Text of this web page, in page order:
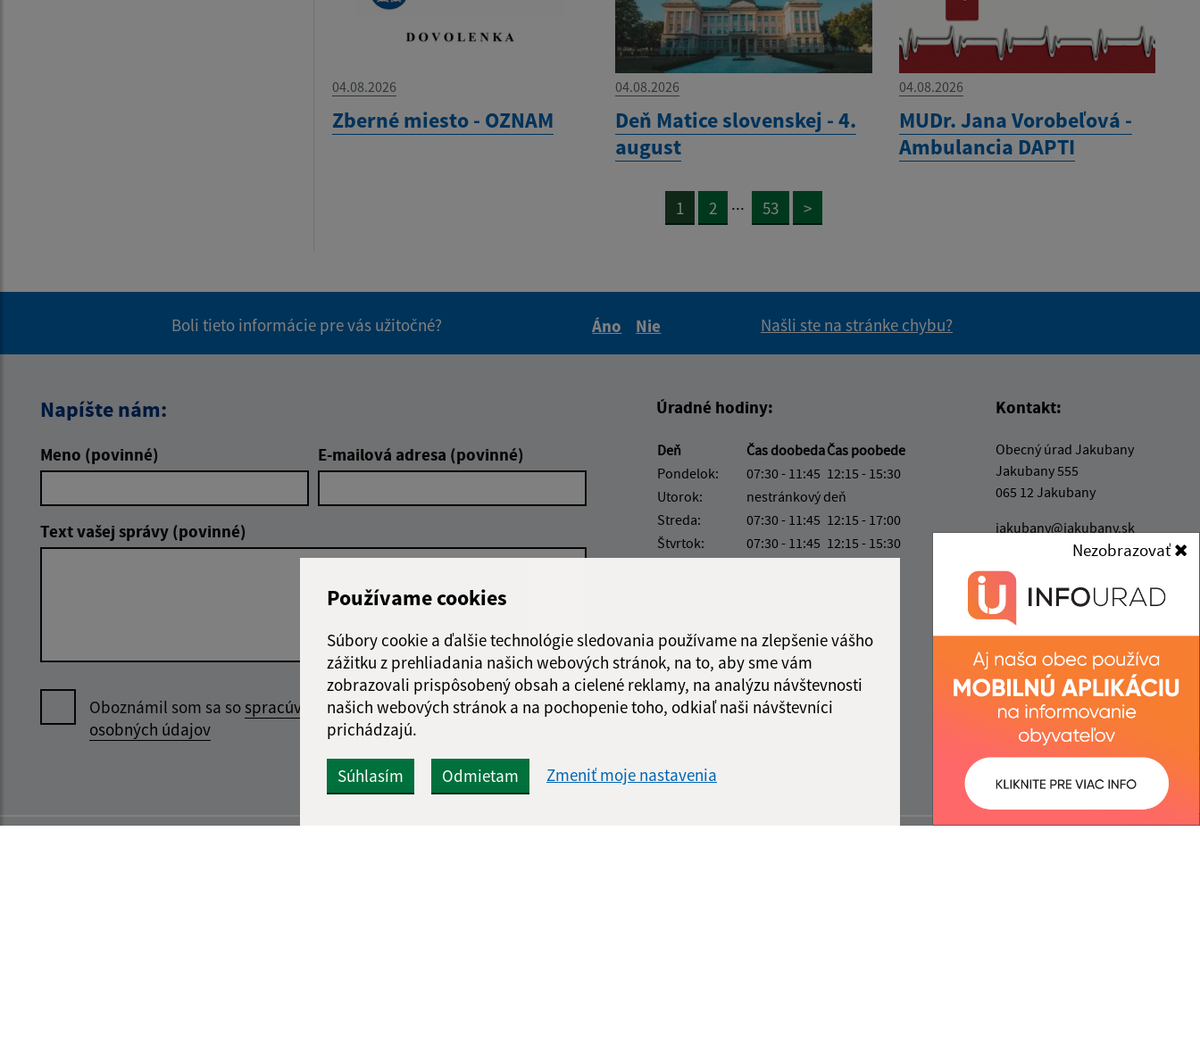
Používame cookies
Súbory cookie a ďalšie technológie sledovania používame na zlepšenie vášho
zážitku z prehliadania našich webových stránok, na to, aby sme vám
zobrazovali prispôsobený obsah a cielené reklamy, na analýzu návštevnosti
našich webových stránok a na pochopenie toho, odkiaľ naši návštevníci
prichádzajú.
Súhlasím Odmietam Zmeniť moje nastavenia
Nezobrazovať
04.08.2026
Zberné miesto - OZNAM
04.08.2026
Deň Matice slovenskej - 4.
august
04.08.2026
MUDr. Jana Vorobeľová -
Ambulancia DAPTI
1 2 ... 53 >
Boli tieto informácie pre vás užitočné?
Áno
Nie
Našli ste na stránke chybu?
Napíšte nám:
Meno (povinné) E-mailová adresa (povinné)
Text vašej správy (povinné)
Oboznámil som sa sospracúvaním
osobných údajov
Google reCaptcha Response
Odoslať správu
Úradné hodiny:
Deň Čas doobedaČas poobede
Pondelok:
07:30 - 11:45 12:15 - 15:30
Utorok:
nestránkový deň
Streda:
07:30 - 11:45 12:15 - 17:00
Štvrtok:
07:30 - 11:45 12:15 - 15:30
Kontakt:
Obecný úrad Jakubany
Jakubany 555
065 12 Jakubany
jakubany@jakubany.sk
+421 524 283 651
IČO: 00329924